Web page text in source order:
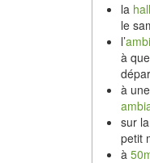
la
le
l’
à
à
sur la
petit
à